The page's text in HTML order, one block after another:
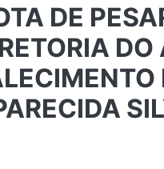
DE